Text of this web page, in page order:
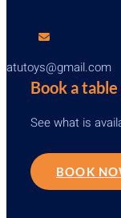
atutoys@gmail.com
Book a
See what is
BOOK